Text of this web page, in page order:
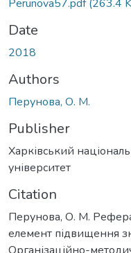
Perunova57.pdf(263.4
Date
2018
Authors
Перунова, О. М.
Publisher
Харківський
університет
Citation
Перунова, О. М.
елемент підвищення